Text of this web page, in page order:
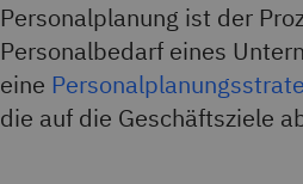
Personalplanung ist der
Personalbedarf eines
eine
die auf die Geschäftsziele